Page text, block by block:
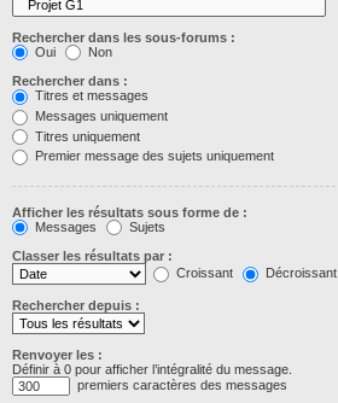
Rechercher dans les sous-forums :
Oui
Non
Rechercher dans :
Titres et messages
Messages uniquement
Titres uniquement
Premier message des sujets uniquement
Afficher les résultats sous forme de :
Messages
Sujets
Classer les résultats par :
Croissant
Décroissant
Rechercher depuis :
Renvoyer les :
Définir à 0 pour afficher l’intégralité du message.
premiers caractères des messages